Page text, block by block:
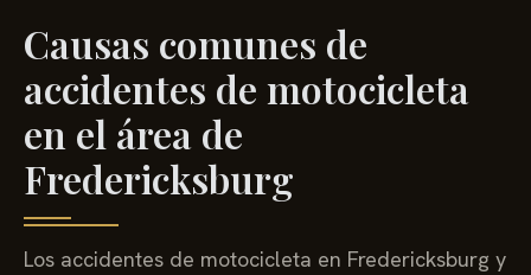
Causas comunes de
accidentes de motocicleta
en el área de
Fredericksburg
Los accidentes de motocicleta en Fredericksburg y